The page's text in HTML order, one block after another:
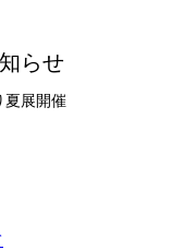
らせ
夏展開催